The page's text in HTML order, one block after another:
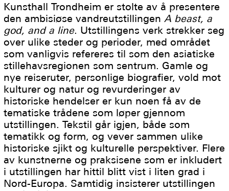
Kunsthall Trondheim er stolte av å presentere
den ambisiøse vandreutstillingenA beast, a
god, and a line. Utstillingens verk strekker seg
over ulike steder og perioder, med området
som vanligvis refereres til som den asiatiske
stillehavsregionen som sentrum. Gamle og
nye reiseruter, personlige biografier, vold mot
kulturer og natur og revurderinger av
historiske hendelser er kun noen få av de
tematiske trådene som løper gjennom
utstillingen. Tekstil går igjen, både som
tematikk og form, og vever sammen ulike
historiske sjikt og kulturelle perspektiver. Flere
av kunstnerne og praksisene som er inkludert
i utstillingen har hittil blitt vist i liten grad i
Nord-Europa. Samtidig insisterer utstillingen